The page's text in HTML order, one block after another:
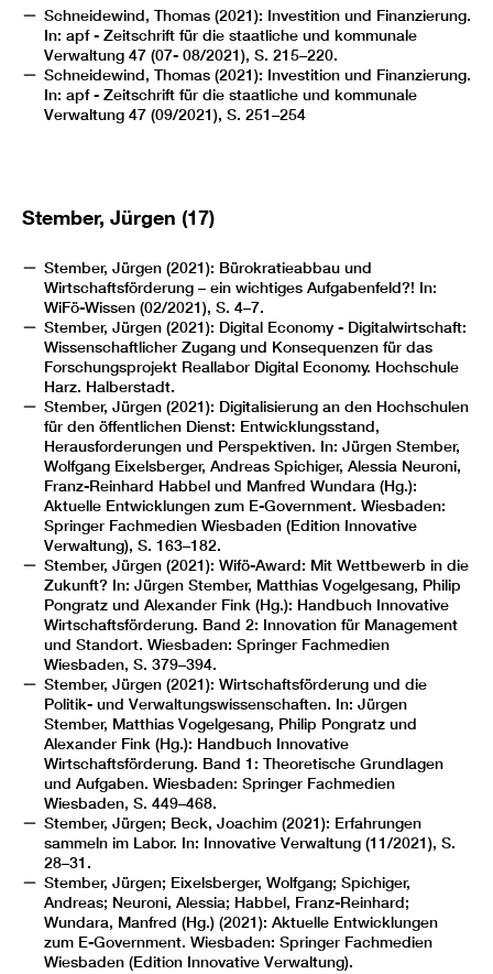
Schneidewind, Thomas (2021): Investition und Finanzierung.
In: apf - Zeitschrift für die staatliche und kommunale
Verwaltung 47 (07- 08/2021), S. 215–220.
Schneidewind, Thomas (2021): Investition und Finanzierung.
In: apf - Zeitschrift für die staatliche und kommunale
Verwaltung 47 (09/2021), S. 251–254
Stember, Jürgen (17)
Stember, Jürgen (2021): Bürokratieabbau und
Wirtschaftsförderung – ein wichtiges Aufgabenfeld?! In:
WiFö-Wissen (02/2021), S. 4–7.
Stember, Jürgen (2021): Digital Economy - Digitalwirtschaft:
Wissenschaftlicher Zugang und Konsequenzen für das
Forschungsprojekt Reallabor Digital Economy. Hochschule
Harz. Halberstadt.
Stember, Jürgen (2021): Digitalisierung an den Hochschulen
für den öffentlichen Dienst: Entwicklungsstand,
Herausforderungen und Perspektiven. In: Jürgen Stember,
Wolfgang Eixelsberger, Andreas Spichiger, Alessia Neuroni,
Franz-Reinhard Habbel und Manfred Wundara (Hg.):
Aktuelle Entwicklungen zum E-Government. Wiesbaden:
Springer Fachmedien Wiesbaden (Edition Innovative
Verwaltung), S. 163–182.
Stember, Jürgen (2021): Wifö-Award: Mit Wettbewerb in die
Zukunft? In: Jürgen Stember, Matthias Vogelgesang, Philip
Pongratz und Alexander Fink (Hg.): Handbuch Innovative
Wirtschaftsförderung. Band 2: Innovation für Management
und Standort. Wiesbaden: Springer Fachmedien
Wiesbaden, S. 379–394.
Stember, Jürgen (2021): Wirtschaftsförderung und die
Politik- und Verwaltungswissenschaften. In: Jürgen
Stember, Matthias Vogelgesang, Philip Pongratz und
Alexander Fink (Hg.): Handbuch Innovative
Wirtschaftsförderung. Band 1: Theoretische Grundlagen
und Aufgaben. Wiesbaden: Springer Fachmedien
Wiesbaden, S. 449–468.
Stember, Jürgen; Beck, Joachim (2021): Erfahrungen
sammeln im Labor. In: Innovative Verwaltung (11/2021), S.
28–31.
Stember, Jürgen; Eixelsberger, Wolfgang; Spichiger,
Andreas; Neuroni, Alessia; Habbel, Franz-Reinhard;
Wundara, Manfred (Hg.) (2021): Aktuelle Entwicklungen
zum E-Government. Wiesbaden: Springer Fachmedien
Wiesbaden (Edition Innovative Verwaltung).